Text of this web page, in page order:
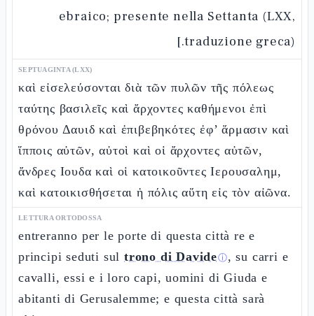
ebraico; presente nella Settanta (LXX,
traduzione greca).]
SEPTUAGINTA (LXX)
καὶ εἰσελεύσονται διὰ τῶν πυλῶν τῆς πόλεως
ταύτης βασιλεῖς καὶ ἄρχοντες καθήμενοι ἐπὶ
θρόνου Δαυιδ καὶ ἐπιβεβηκότες ἐφ’ ἅρμασιν καὶ
ἵπποις αὐτῶν, αὐτοὶ καὶ οἱ ἄρχοντες αὐτῶν,
ἄνδρες Ιουδα καὶ οἱ κατοικοῦντες Ιερουσαλημ,
καὶ κατοικισθήσεται ἡ πόλις αὕτη εἰς τὸν αἰῶνα.
LETTURA ORTODOSSA
entreranno per le porte di questa città re e
principi seduti sultrono di Davideⓘ, su carri e
cavalli, essi e i loro capi, uomini di Giuda e
abitanti di Gerusalemme; e questa città sarà